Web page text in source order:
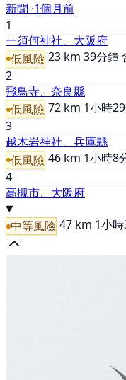
新聞 ·1個月前
1
一須何神社、大阪府
低風險 23 km 39分鐘
2
飛鳥寺、奈良縣
低風險 72 km 1小時
3
越木岩神社、兵庫縣
低風險 46 km 1小時8
4
高槻市、大阪府
中等風險 47 km 1小